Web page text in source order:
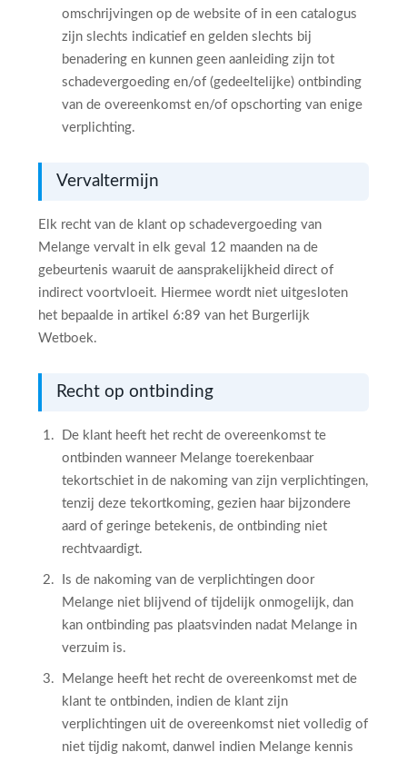
omschrijvingen op de website of in een catalogus
zijn slechts indicatief en gelden slechts bij
benadering en kunnen geen aanleiding zijn tot
schadevergoeding en/of (gedeeltelijke) ontbinding
van de overeenkomst en/of opschorting van enige
verplichting.
Vervaltermijn
Elk recht van de klant op schadevergoeding van
Melange vervalt in elk geval 12 maanden na de
gebeurtenis waaruit de aansprakelijkheid direct of
indirect voortvloeit. Hiermee wordt niet uitgesloten
het bepaalde in artikel 6:89 van het Burgerlijk
Wetboek.
Recht op ontbinding
De klant heeft het recht de overeenkomst te
ontbinden wanneer Melange toerekenbaar
tekortschiet in de nakoming van zijn verplichtingen,
tenzij deze tekortkoming, gezien haar bijzondere
aard of geringe betekenis, de ontbinding niet
rechtvaardigt.
Is de nakoming van de verplichtingen door
Melange niet blijvend of tijdelijk onmogelijk, dan
kan ontbinding pas plaatsvinden nadat Melange in
verzuim is.
Melange heeft het recht de overeenkomst met de
klant te ontbinden, indien de klant zijn
verplichtingen uit de overeenkomst niet volledig of
niet tijdig nakomt, danwel indien Melange kennis